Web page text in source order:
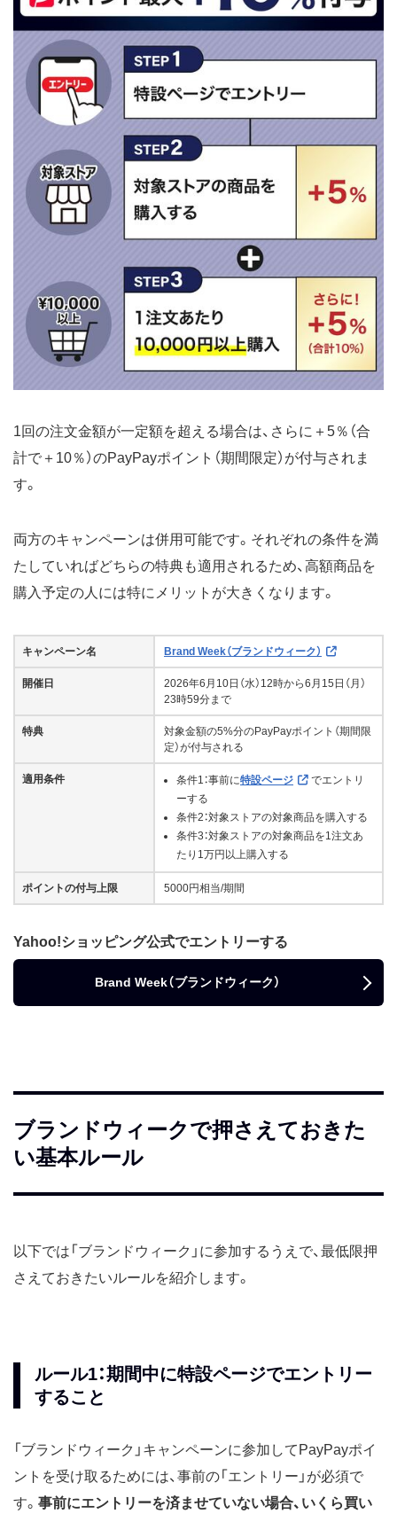
1回の注文金額が一定額を超える場合は、さらに＋5％（合
計で＋10％）のPayPayポイント（期間限定）が付与されま
す。
両方のキャンペーンは併用可能です。それぞれの条件を満
たしていればどちらの特典も適用されるため、高額商品を
購入予定の人には特にメリットが大きくなります。
キャンペーン名 Brand Week（ブランドウィーク）
開催日
2026年6月10日（水）12時から6月15日（月）
23時59分まで
特典
対象金額の5%分のPayPayポイント（期間限
定）が付与される
適用条件 条件1：事前に特設ページ
でエントリ
ーする
条件2：対象ストアの対象商品を購入する
条件3：対象ストアの対象商品を1注文あ
たり1万円以上購入する
ポイントの付与上限 5000円相当/期間
Yahoo!ショッピング公式でエントリーする
Brand Week（ブランドウィーク）
ブランドウィークで押さえておきた
い基本ルール
以下では「ブランドウィーク」に参加するうえで、最低限押
さえておきたいルールを紹介します。
ルール1：期間中に特設ページでエントリー
すること
「ブランドウィーク」キャンペーンに参加してPayPayポイ
ントを受け取るためには、事前の「エントリー」が必須で
す。 事前にエントリーを済ませていない場合、いくら買い